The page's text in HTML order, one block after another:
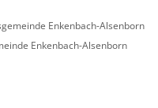
& LOKALES
Enkenbach-Alsenborn
Enkenbach-Alsenborn